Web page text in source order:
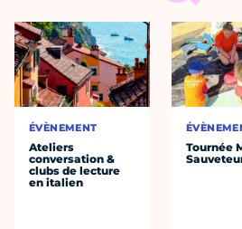
ÉVÈNEMENT
Ateliers
conversation &
clubs de lecture
en italien
Tournée